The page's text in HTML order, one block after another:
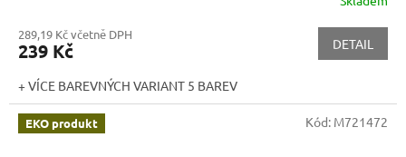
289,19 Kč včetně DPH
239 Kč DETAIL
+ VÍCE BAREVNÝCH VARIANT 5 BAREV
EKO produkt Kód: M721472